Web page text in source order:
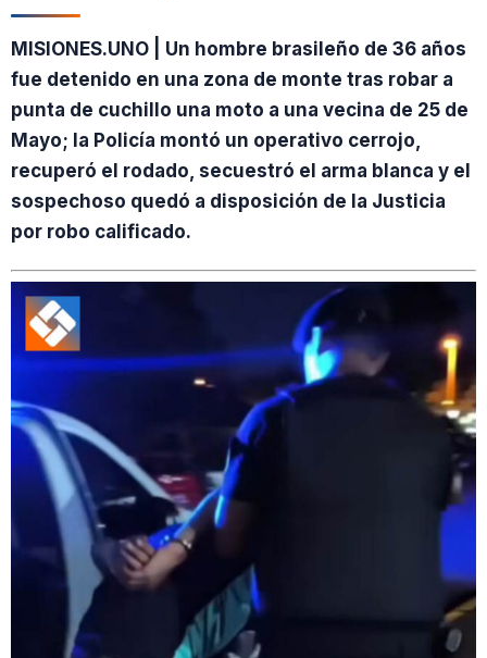
MISIONES.UNO | Un hombre brasileño de 36 años
fue detenido en una zona de monte tras robar a
punta de cuchillo una moto a una vecina de 25 de
Mayo; la Policía montó un operativo cerrojo,
recuperó el rodado, secuestró el arma blanca y el
sospechoso quedó a disposición de la Justicia
por robo calificado.